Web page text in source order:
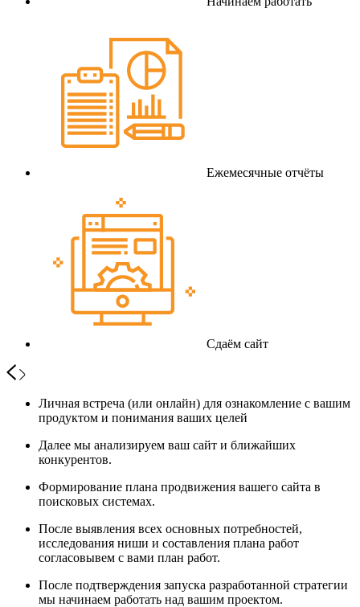
Ежемесячные отчёты
Сдаём сайт
Личная встреча (или онлайн) для ознакомление с вашим
продуктом и понимания ваших целей
Далее мы анализируем ваш сайт и ближайших
конкурентов.
Формирование плана продвижения вашего сайта в
поисковых системах.
После выявления всех основных потребностей,
исследования ниши и составления плана работ
согласовывем с вами план работ.
После подтверждения запуска разработанной стратегии
мы начинаем работать над вашим проектом.